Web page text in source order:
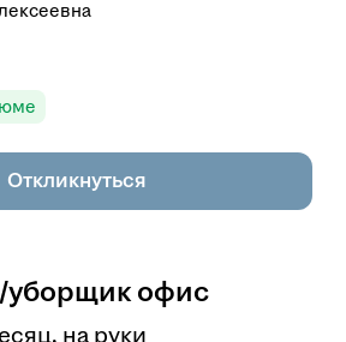
Откликнуться
офис
на руки